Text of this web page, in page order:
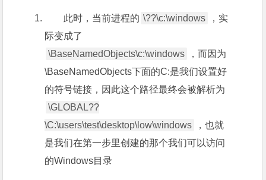
此时，当前进程的 \??\c:\windows
，实
际变成了
\BaseNamedObjects\c:\windows
，而因为
\BaseNamedObjects下面的C:是我们设置好
的符号链接，因此这个路径最终会被解析为
\GLOBAL??
\C:\users\test\desktop\low\windows
，也就
是我们在第一步里创建的那个我们可以访问
的Windows目录